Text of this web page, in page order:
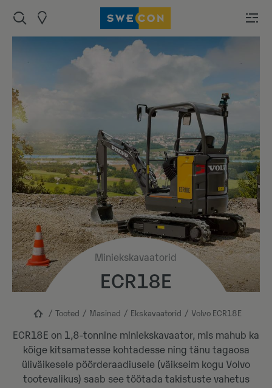
Miniekskavaatorid
ECR18E
Tooted Masinad Ekskavaatorid Volvo ECR18E
ECR18E on 1,8-tonnine miniekskavaator, mis mahub ka
kõige kitsamatesse kohtadesse ning tänu tagaosa
üliväikesele pöörderaadiusele (väikseim kogu Volvo
tootevalikus) saab see töötada takistuste vahetus